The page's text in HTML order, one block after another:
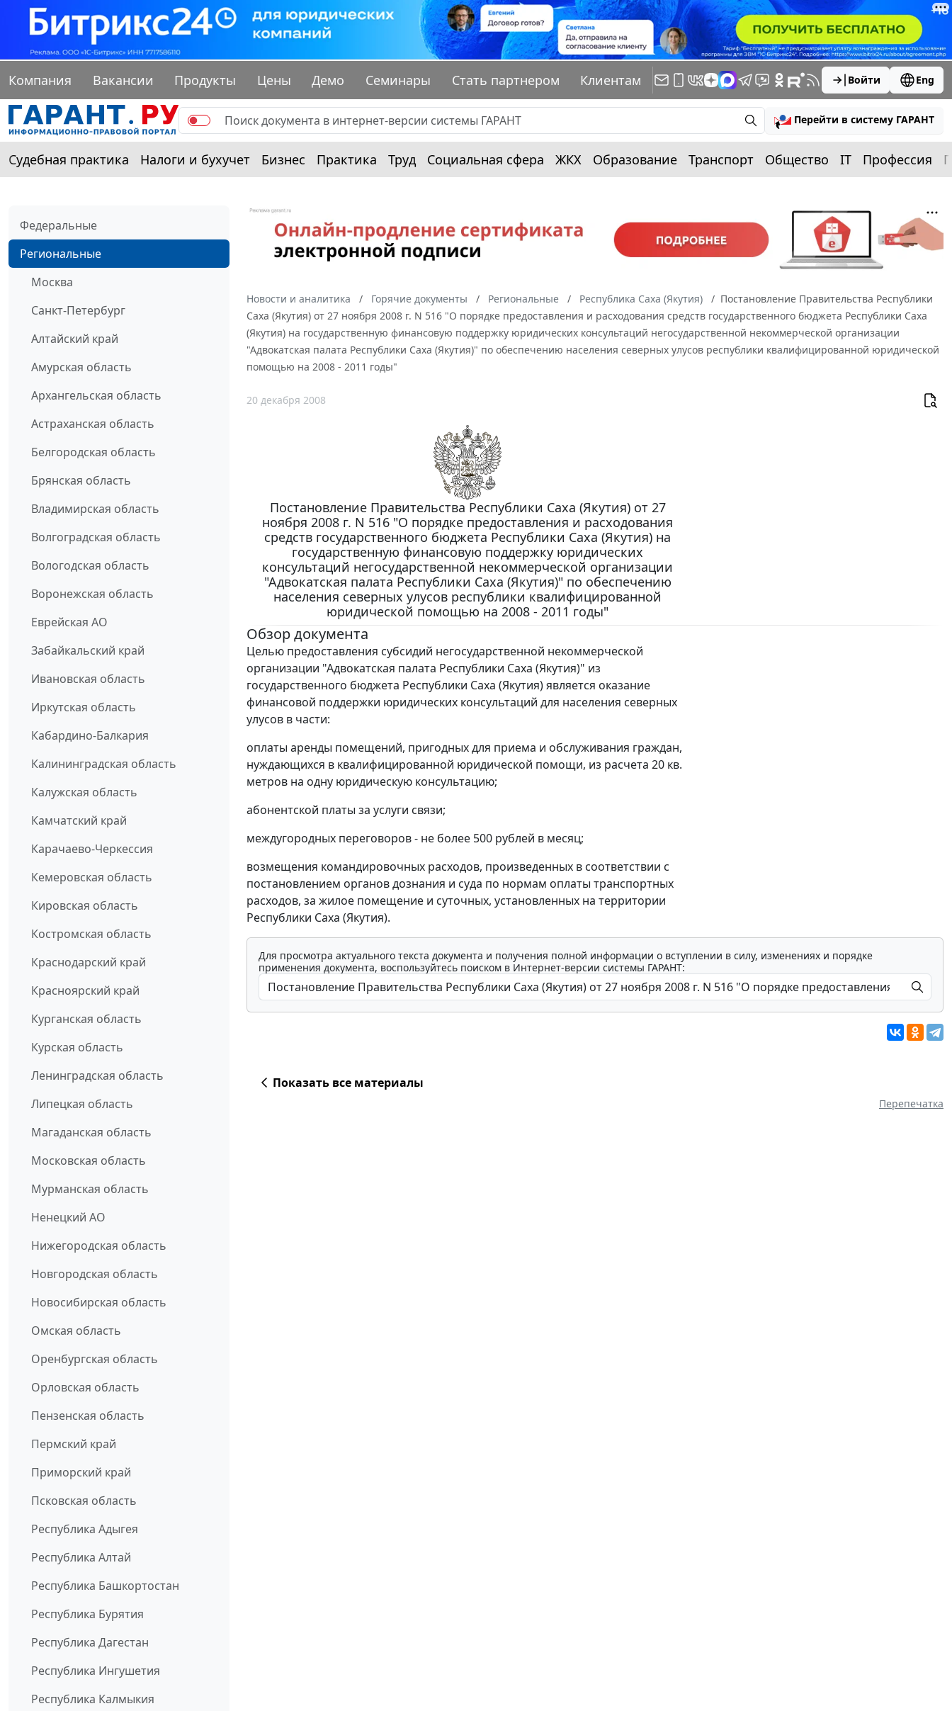
Компания Вакансии Продукты Цены Демо Семинары Стать партнером Клиентам Войти Eng
Перейти в систему ГАРАНТ
Судебная практика Налоги и бухучет Бизнес Практика Труд Социальная сфера ЖКХ Образование Транспорт Общество IT Профессия
Федеральные
Региональные
Москва
Санкт-Петербург
Алтайский край
Амурская область
Архангельская область
Астраханская область
Белгородская область
Брянская область
Владимирская область
Волгоградская область
Вологодская область
Воронежская область
Еврейская АО
Забайкальский край
Ивановская область
Иркутская область
Кабардино-Балкария
Калининградская область
Калужская область
Камчатский край
Карачаево-Черкессия
Кемеровская область
Кировская область
Костромская область
Краснодарский край
Красноярский край
Курганская область
Курская область
Ленинградская область
Липецкая область
Магаданская область
Московская область
Мурманская область
Ненецкий АО
Нижегородская область
Новгородская область
Новосибирская область
Омская область
Оренбургская область
Орловская область
Пензенская область
Пермский край
Приморский край
Псковская область
Республика Адыгея
Республика Алтай
Республика Башкортостан
Республика Бурятия
Республика Дагестан
Республика Ингушетия
Республика Калмыкия
Новости и аналитика Горячие документы Региональные Республика Саха (Якутия)
Постановление Правительства Республики
Саха (Якутия) от 27 ноября 2008 г. N 516 "О порядке предоставления и расходования средств государственного бюджета Республики Саха
(Якутия) на государственную финансовую поддержку юридических консультаций негосударственной некоммерческой организации
"Адвокатская палата Республики Саха (Якутия)" по обеспечению населения северных улусов республики квалифицированной юридической
помощью на 2008 - 2011 годы"
20 декабря 2008
Постановление Правительства Республики Саха (Якутия) от 27
ноября 2008 г. N 516 "О порядке предоставления и расходования
средств государственного бюджета Республики Саха (Якутия) на
государственную финансовую поддержку юридических
консультаций негосударственной некоммерческой организации
"Адвокатская палата Республики Саха (Якутия)" по обеспечению
населения северных улусов республики квалифицированной
юридической помощью на 2008 - 2011 годы"
Обзор документа
Целью предоставления субсидий негосударственной некоммерческой
организации "Адвокатская палата Республики Саха (Якутия)" из
государственного бюджета Республики Саха (Якутия) является оказание
финансовой поддержки юридических консультаций для населения северных
улусов в части:
оплаты аренды помещений, пригодных для приема и обслуживания граждан,
нуждающихся в квалифицированной юридической помощи, из расчета 20 кв.
метров на одну юридическую консультацию;
абонентской платы за услуги связи;
междугородных переговоров - не более 500 рублей в месяц;
возмещения командировочных расходов, произведенных в соответствии с
постановлением органов дознания и суда по нормам оплаты транспортных
расходов, за жилое помещение и суточных, установленных на территории
Республики Саха (Якутия).
Для просмотра актуального текста документа и получения полной информации о вступлении в силу, изменениях и порядке
применения документа, воспользуйтесь поиском в Интернет-версии системы ГАРАНТ:
Показать все материалы
Перепечатка